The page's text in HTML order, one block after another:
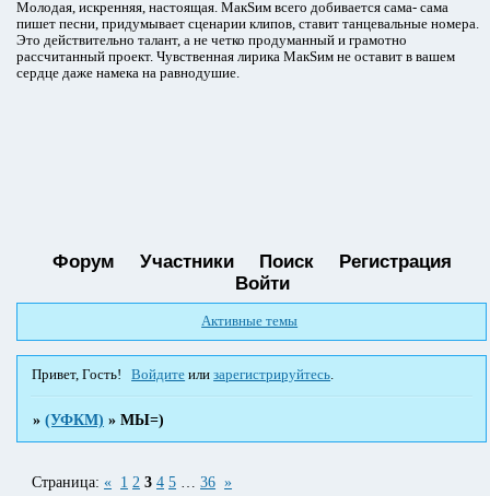
Молодая, искренняя, настоящая. МакSим всего добивается сама- сама
пишет песни, придумывает сценарии клипов, ставит танцевальные номера.
Это действительно талант, а не четко продуманный и грамотно
рассчитанный проект. Чувственная лирика МакSим не оставит в вашем
сердце даже намека на равнодушие.
Форум Участники Поиск
Регистрация
Войти
Активные темы
Привет, Гость! Войдите илизарегистрируйтесь
»(УФКМ) »МЫ=)
Страница:« 1 2 3 4 5 36 »